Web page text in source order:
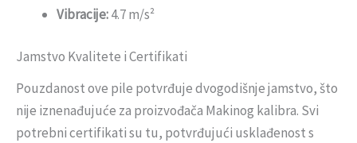
Vibracije:4.7 m/s²
Jamstvo Kvalitete i Certifikati
Pouzdanost ove pile potvrđuje dvogodišnje jamstvo, što
nije iznenađujuće za proizvođača Makinog kalibra. Svi
potrebni certifikati su tu, potvrđujući usklađenost s